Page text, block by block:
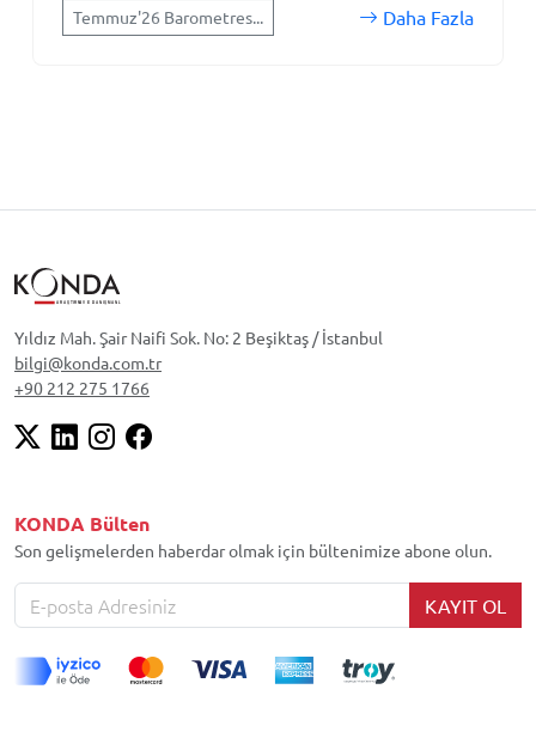
Temmuz'26 Barometres... Daha Fazla
Yıldız Mah. Şair Naifi Sok. No: 2 Beşiktaş / İstanbul
bilgi@konda.com.tr
+90 212 275 1766
KONDA Bülten
Son gelişmelerden haberdar olmak için bültenimize abone olun.
KAYIT OL